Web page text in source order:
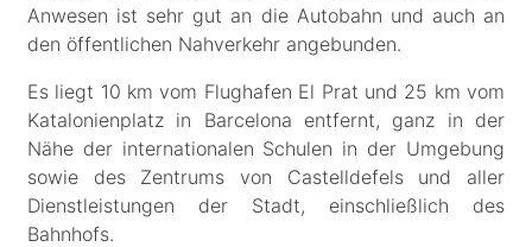
Anwesen ist sehr gut an die Autobahn und auch an
den öffentlichen Nahverkehr angebunden.
Es liegt 10 km vom Flughafen El Prat und 25 km vom
Katalonienplatz in Barcelona entfernt, ganz in der
Nähe der internationalen Schulen in der Umgebung
sowie des Zentrums von Castelldefels und aller
Dienstleistungen der Stadt, einschließlich des
Bahnhofs.